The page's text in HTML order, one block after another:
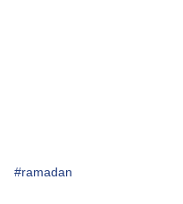
#ramadan